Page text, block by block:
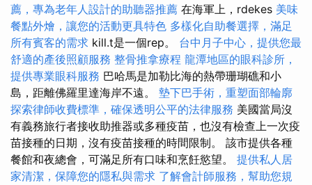
薦，專為老年人設計的助聽器推薦 在海軍上，rdekes 美味
餐點外燴，讓您的活動更具特色 多樣化自助餐選擇，滿足
所有賓客的需求 kill.t是一個rep。 台中月子中心，提供您最
舒適的產後照顧服務 整骨推拿療程 龍潭地區的眼科診所，
提供專業眼科服務 巴哈馬是加勒比海的熱帶珊瑚礁和小
島，距離佛羅里達海岸不遠。 墊下巴手術，重塑面部輪廓
探索律師收費標準，確保透明公平的法律服務 美國當局沒
有義務旅行者接收助推器或多種疫苗，也沒有檢查上一次疫
苗接種的日期，沒有疫苗接種的時間限制。 該市提供各種
餐館和夜總會，可滿足所有口味和烹飪慾望。 提供私人居
家清潔，保障您的隱私與需求 了解會計師服務，幫助您規